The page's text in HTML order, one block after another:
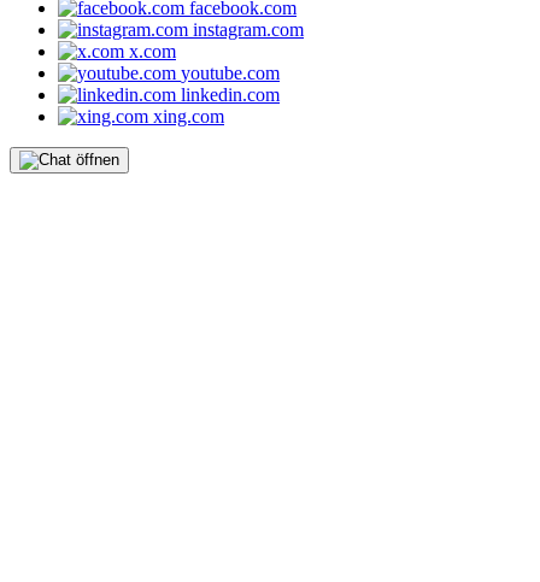
facebook.com
instagram.com
x.com
youtube.com
linkedin.com
xing.com